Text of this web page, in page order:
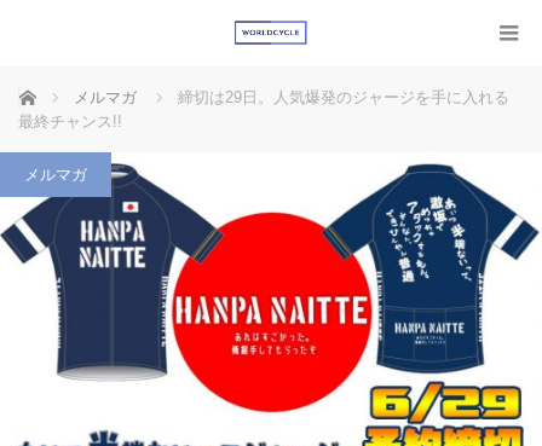
ホーム メルマガ
締切は29日。人気爆発のジャージを手に入れる
最終チャンス!!
メルマガ